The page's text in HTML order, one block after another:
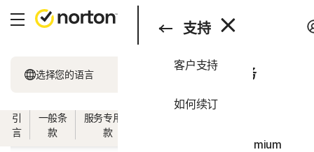
搜索
产品与服务
产品与服务
所有产品和服务
一体化套餐
Norton 360 Premium |
支持
客户支持
如何续订
选择您的语言
引
言
一般条
款
服务专用条
款